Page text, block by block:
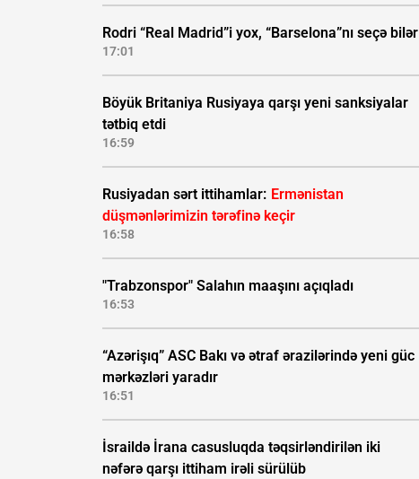
Rodri “Real Madrid”i yox, “Barselona”nı seçə bilər
17:01
Böyük Britaniya Rusiyaya qarşı yeni sanksiyalar
tətbiq etdi
16:59
Rusiyadan sərt ittihamlar: Ermənistan
düşmənlərimizin tərəfinə keçir
16:58
"Trabzonspor" Salahın maaşını açıqladı
16:53
“Azərişıq” ASC Bakı və ətraf ərazilərində yeni güc
mərkəzləri yaradır
16:51
İsraildə İrana casusluqda təqsirləndirilən iki
nəfərə qarşı ittiham irəli sürülüb